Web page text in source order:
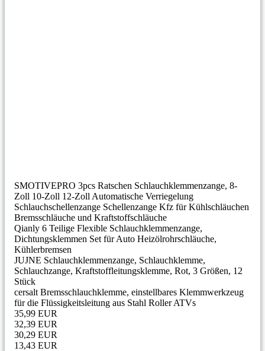
SMOTIVEPRO 3pcs Ratschen Schlauchklemmenzange, 8-
Zoll 10-Zoll 12-Zoll Automatische Verriegelung
Schlauchschellenzange Schellenzange Kfz für Kühlschläuchen
Bremsschläuche und Kraftstoffschläuche
Qianly 6 Teilige Flexible Schlauchklemmenzange,
Dichtungsklemmen Set für Auto Heizölrohrschläuche,
Kühlerbremsen
JUJNE Schlauchklemmenzange, Schlauchklemme,
Schlauchzange, Kraftstoffleitungsklemme, Rot, 3 Größen, 12
Stück
cersalt Bremsschlauchklemme, einstellbares Klemmwerkzeug
für die Flüssigkeitsleitung aus Stahl Roller ATVs
35,99 EUR
32,39 EUR
30,29 EUR
13,43 EUR